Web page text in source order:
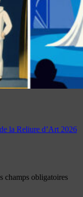
la Reliure d’Art 2026
champs obligatoires